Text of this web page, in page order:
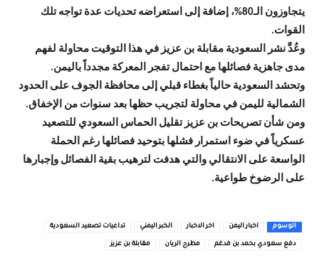
يتجاوزون الـ80%، إضافة إلى استعراضه تحديات عدة تواجه تلك
القوات.
وعُدَّ نشر السعودية مقابلة بن عزيز في هذا التوقيت محاولة لفهم
مدى جاهزية فصائلها مع احتمال تفجر المعركة مجدداً باليمن.
وتحشد السعودية حالياً بغطاء قبلي إلى محافظة الجوف على الحدود
الشمالية لليمن في محاولة لتجريب حظها بعد سنوات من الإخفاق.
ومن شأن تصريحات بن عزيز تقليل الحماس السعودي للتصعيد
عسكرياً في ضوء استمرار فشلها بتوحيد فصائلها رغم الحملة
الواسعة على الانتقالي والتي هدفت لترهيب بقية الفصائل وإجبارها
على الرضوخ طواعية.
الوسوم اخبار اليمن اخر الاخبار الخبر اليمني تداعيات تصعيد السعودية
دفع سعودي بحمد بن فدغم مطرح الريان مقابلة بن عزيز